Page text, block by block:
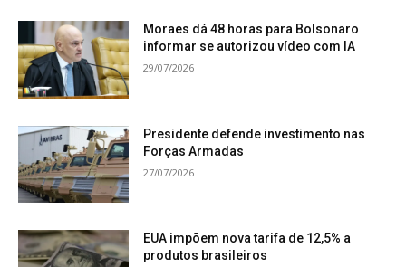
Moraes dá 48 horas para Bolsonaro
informar se autorizou vídeo com IA
29/07/2026
Presidente defende investimento nas
Forças Armadas
27/07/2026
EUA impõem nova tarifa de 12,5% a
produtos brasileiros